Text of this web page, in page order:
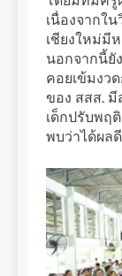
เนื่องจากใ
เชียงใหม่มี
นอกจากนี้ยั
คอยเข้มงว
ของ สสส.
เด็กปรับพฤ
พบว่าได้ผลดี